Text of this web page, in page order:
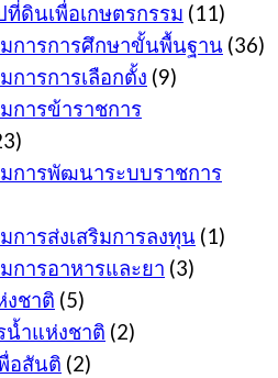
ดินเพื่อเกษตรกรรม (11)
การการศึกษาขั้นพื้นฐาน (36)
ารการเลือกตั้ง (9)
การข้าราชการ
การพัฒนาระบบราชการ
ารส่งเสริมการลงทุน (1)
การอาหารและยา (3)
งชาติ (5)
น้ำแห่งชาติ (2)
อสันติ (2)